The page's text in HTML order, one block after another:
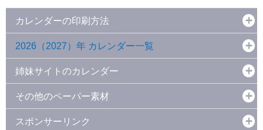
カレンダーの印刷方法
2026（2027）年 カレンダー一覧
姉妹サイトのカレンダー
その他のペーパー素材
スポンサーリンク